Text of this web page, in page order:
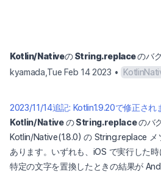
Kotlin/Nativeの String.replace のバグ
kyamada Tue Feb 14 2023 •
2023/11/14追記: Kotlin1.9.20で修正され
Kotlin/Native の String.replace のバ
Kotlin/Native(1.8.0) の String.replace メ
あります。いずれも、iOS で実行した時
特定の文字を置換したときの結果が